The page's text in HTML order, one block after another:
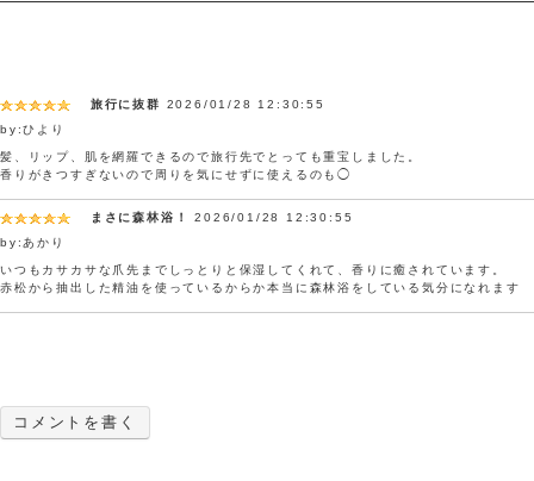
旅行に抜群
2026/01/28 12:30:55
by:ひより
髪、リップ、肌を網羅できるので旅行先でとっても重宝しました。
香りがきつすぎないので周りを気にせずに使えるのも◯
まさに森林浴！
2026/01/28 12:30:55
by:あかり
いつもカサカサな爪先までしっとりと保湿してくれて、香りに癒されています。
赤松から抽出した精油を使っているからか本当に森林浴をしている気分になれます
コメントを書く